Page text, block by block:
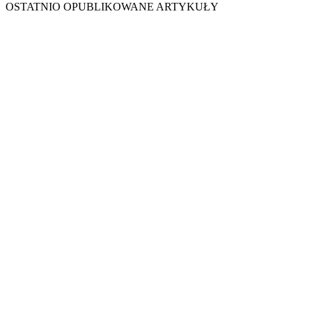
OSTATNIO OPUBLIKOWANE ARTYKUŁY